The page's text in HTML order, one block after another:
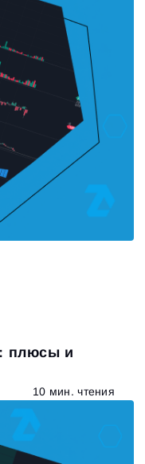
плюсы и
10 мин. чтения